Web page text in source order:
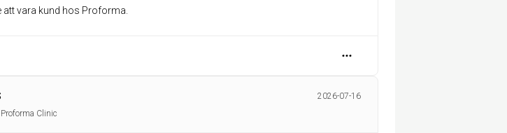
att vara kund hos Proforma.
2026-07-16
Clinic